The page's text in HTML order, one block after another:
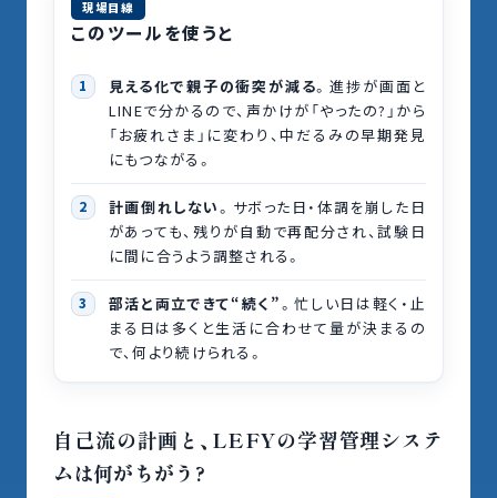
このツールを使うと
見える化で親子の衝突が減る。進捗が画面と
LINEで分かるので、声かけが「やったの?」から
「お疲れさま」に変わり、中だるみの早期発見
にもつながる。
計画倒れしない。サボった日・体調を崩した日
があっても、残りが自動で再配分され、試験日
に間に合うよう調整される。
部活と両立できて“続く”。忙しい日は軽く・止
まる日は多くと生活に合わせて量が決まるの
で、何より続けられる。
自己流の計画と、LEFYの学習管理システ
ムは何がちがう?